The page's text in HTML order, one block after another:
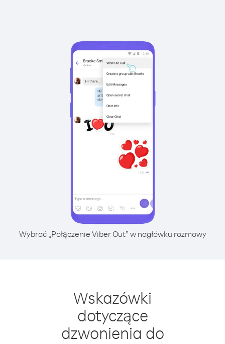
Wybrać „Połączenie Viber Out” w nagłówku rozmowy
Wskazówki
dotyczące
dzwonienia do